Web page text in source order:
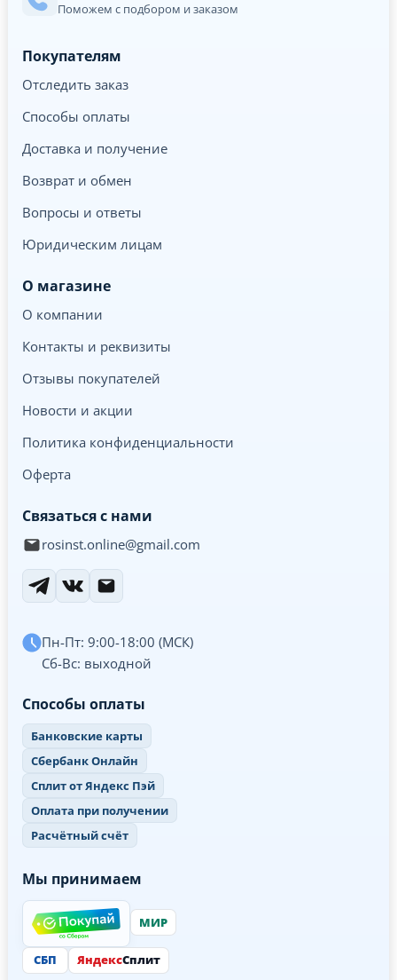
Поможем с подбором и заказом
Покупателям
Отследить заказ
Способы оплаты
Доставка и получение
Возврат и обмен
Вопросы и ответы
Юридическим лицам
О магазине
О компании
Контакты и реквизиты
Отзывы покупателей
Новости и акции
Политика конфиденциальности
Оферта
Связаться с нами
rosinst.online@gmail.com
Пн-Пт: 9:00-18:00 (МСК)
Сб-Вс: выходной
Способы оплаты
Банковские карты
Сбербанк Онлайн
Сплит от Яндекс Пэй
Оплата при получении
Расчётный счёт
Мы принимаем
МИР
СБП ЯндексСплит